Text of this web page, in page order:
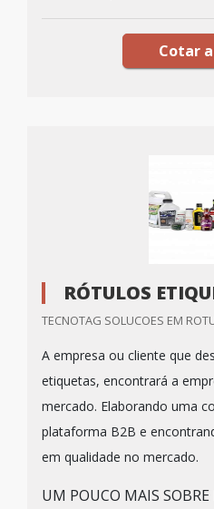
Cotar
RÓTULOS
TECNOTAG SOLUCOES EM
A empresa ou cliente que
etiquetas, encontrará a
mercado. Elaborando uma
plataforma B2B e
em qualidade no mercado.
UM POUCO MAIS